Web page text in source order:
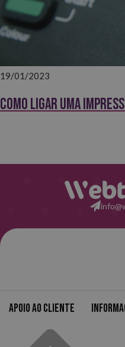
19/01/2023
Como ligar uma
Apoio ao cliente